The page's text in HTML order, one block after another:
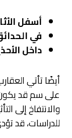
أسفل
في
داخل
أيضًا تأتي
على سم قد يكون
والانتفاخ إلى
للدراسات، قد